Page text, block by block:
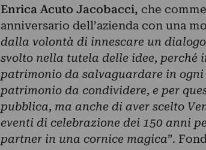
Enrica Acuto Jacobacci, che
anniversario dell’azienda con una
dalla volontà di innescare un
svolto nella tutela delle idee, perché
patrimonio da salvaguardare in ogni
patrimonio da condividere, e per
pubblica, ma anche di aver scelto
eventi di celebrazione dei 150 anni
partner in una cornice magica”.